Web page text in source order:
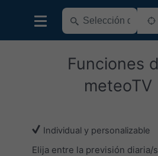
Funciones
meteoTV
Individual y personalizable
Elija entre la previsión diaria/